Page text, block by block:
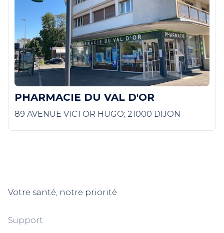
PHARMACIE DU VAL D'OR
89 AVENUE VICTOR HUGO; 21000 DIJON
Votre santé, notre priorité
Support